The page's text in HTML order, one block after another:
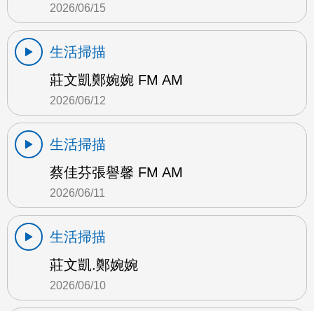
2026/06/15
生活掃描
莊文凱鄭婉婉 FM AM
2026/06/12
生活掃描
蔡佳芬張譽馨 FM AM
2026/06/11
生活掃描
莊文凱.鄭婉婉
2026/06/10